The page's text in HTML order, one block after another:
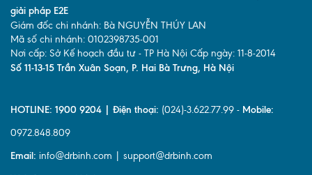
giải pháp E2E
Giám đốc chi nhánh: Bà NGUYỄN THÚY LAN
Mã số chi nhánh: 0102398735-001
Nơi cấp: Sở Kế hoạch đầu tư - TP Hà Nội Cấp ngày: 11-8-2014
Số 11-13-15 Trần Xuân Soạn, P. Hai Bà Trưng, Hà Nội
HOTLINE: 1900 9204 | Điện thoại: (024)-3.622.77.99 - Mobile:
0972.848.809
Email: info@drbinh.com | support@drbinh.com